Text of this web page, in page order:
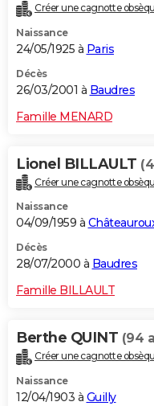
Créer une cagnotte
Naissance
24/05/1925 à Paris
Décès
26/03/2001 à Baudres
Famille MENARD
Lionel BILLAULT
Créer une cagnotte
Naissance
04/09/1959 à
Décès
28/07/2000 à Baudres
Famille BILLAULT
Berthe QUINT (94
Créer une cagnotte
Naissance
12/04/1903 à Guilly